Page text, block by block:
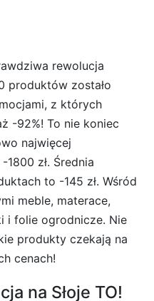
rewolucja
produktów zostało
z których
-92%! To nie koniec
najwięcej
zł. Średnia
to -145 zł. Wśród
meble, materace,
i folie ogrodnicze. Nie
produkty czekają na
cenach!
na Słoje TO!